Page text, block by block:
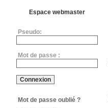
Espace webmaster
Pseudo:
Mot de passe :
Mot de passe oublié ?